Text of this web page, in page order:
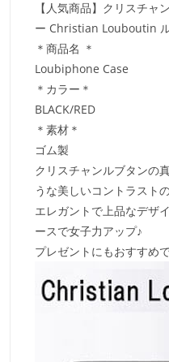
【人気商品】クリスチ
ー Christian Louboutin
＊商品名 ＊
Loubiphone Case
＊カラー＊
BLACK/RED
＊素材＊
ゴム製
クリスチャンルブタンの
うな美しいコントラスト
エレガントで上品なデザ
ースで女子力アップ♪
プレゼントにもおすすめ